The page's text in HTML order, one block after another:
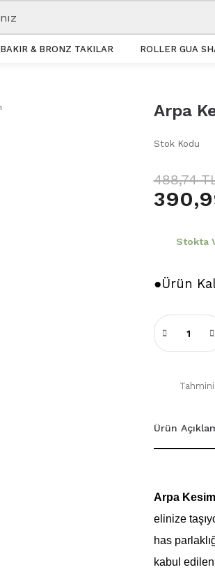
BAKIR & BRONZ TAKILAR ROLLER GUA
Arpa
Stok Kodu
488,74
Stokta
●Ürün
Ürün
Arpa Kesim
elinize
has
kabul